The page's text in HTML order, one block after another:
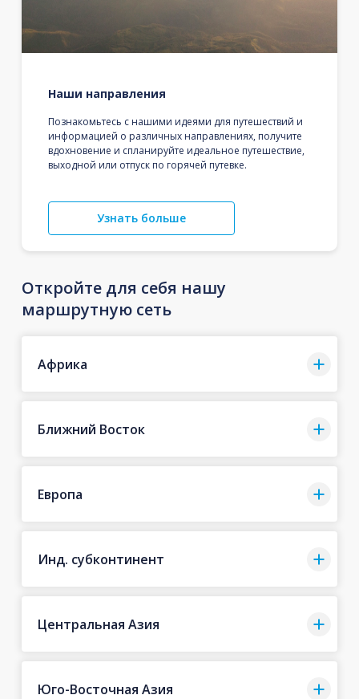
Наши направления
Познакомьтесь с нашими идеями для путешествий и
информацией о различных направлениях, получите
вдохновение и спланируйте идеальное путешествие,
выходной или отпуск по горячей путевке.
Узнать больше
Откройте для себя нашу
маршрутную сеть
Африка
Ближний Восток
Европа
Инд. субконтинент
Центральная Азия
Юго-Восточная Азия